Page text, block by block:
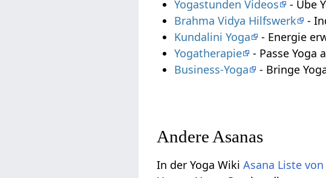
Yogastunden Videos
- Übe
Brahma Vidya Hilfswerk
-
Kundalini Yoga
- Energie
Yogatherapie
- Passe Yoga
Business-Yoga
- Bringe
Andere Asanas
In der Yoga WikiAsana Liste von